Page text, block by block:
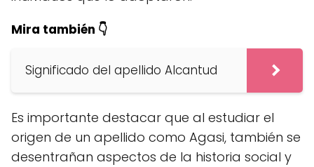
Mira también 👇
Significado del apellido Alcantud
Es importante destacar que al estudiar el
origen de un apellido como Agasi, también se
desentrañan aspectos de la historia social y